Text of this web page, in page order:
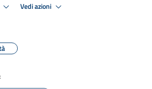
Vedi azioni